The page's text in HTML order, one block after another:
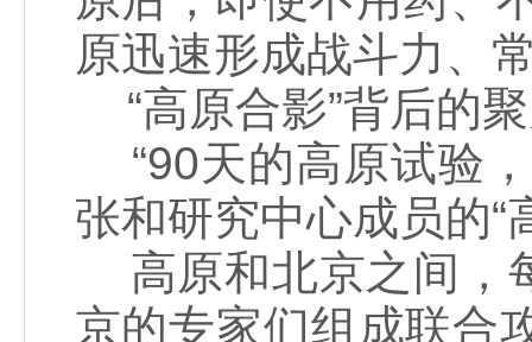
原迅速形成战斗力、
“高原合影”背后的
“90天的高原试验
张和研究中心成员的“
高原和北京之间，
京的专家们组成联合